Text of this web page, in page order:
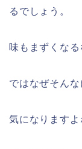
るでしょう。
味もまずくなる
ではなぜそん
気になりますよ